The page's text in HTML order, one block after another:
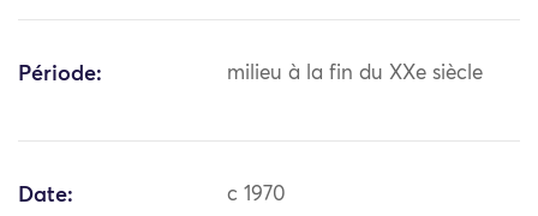
Période: milieu à la fin du XXe siècle
Date: c 1970